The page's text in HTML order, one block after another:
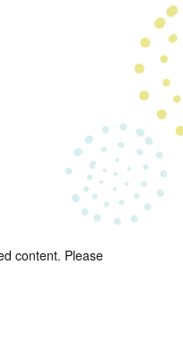
content. Please